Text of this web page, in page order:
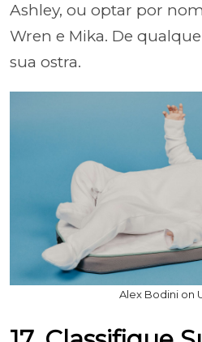
Ashley, ou optar por
Wren e Mika. De
sua ostra.
Alex Bodini on